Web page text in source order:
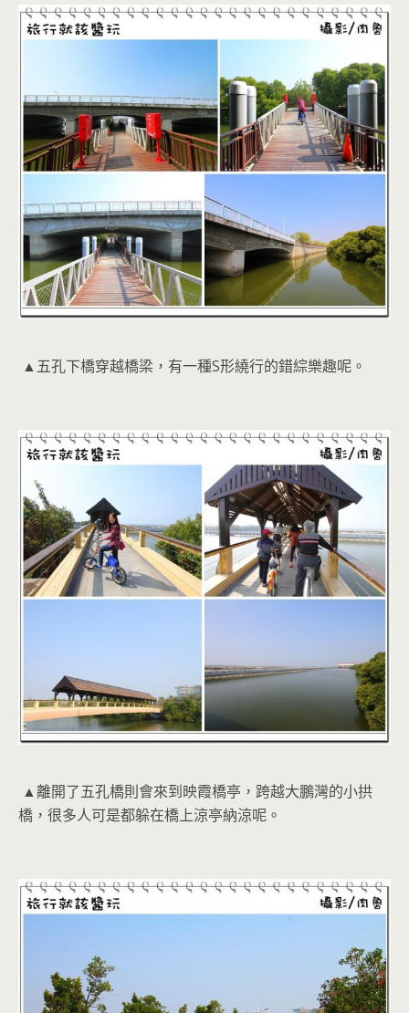
▲五孔下橋穿越橋梁，有一種S形繞行的錯綜樂趣呢。
▲離開了五孔橋則會來到映霞橋亭，跨越大鵬灣的小拱
橋，很多人可是都躲在橋上涼亭納涼呢。